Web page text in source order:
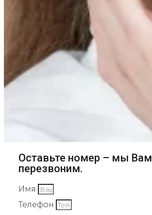
Оставьте номер – мы Вам
перезвоним.
Имя
Телефон